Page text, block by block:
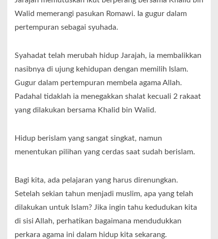
Walid memerangi pasukan Romawi. Ia gugur dalam
pertempuran sebagai syuhada.
Syahadat telah merubah hidup Jarajah, ia membalikkan
nasibnya di ujung kehidupan dengan memilih Islam.
Gugur dalam pertempuran membela agama Allah.
Padahal tidaklah ia menegakkan shalat kecuali 2 rakaat
yang dilakukan bersama Khalid bin Walid.
Hidup berislam yang sangat singkat, namun
menentukan pilihan yang cerdas saat sudah berislam.
Bagi kita, ada pelajaran yang harus direnungkan.
Setelah sekian tahun menjadi muslim, apa yang telah
dilakukan untuk Islam? Jika ingin tahu kedudukan kita
di sisi Allah, perhatikan bagaimana mendudukkan
perkara agama ini dalam hidup kita sekarang.